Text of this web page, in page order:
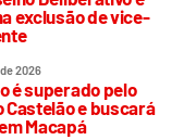
exclusão de vice-
2026
é superado pelo
Castelão e buscará
Macapá